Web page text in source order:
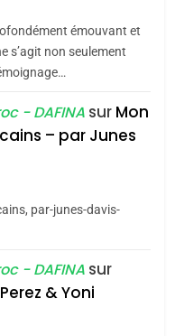
MANQUE –
amandes de
miel de Tadla
– Vanessa
émouvant et
s’agit non seulement
- DAFINA sur Mon
– par Junes
par-junes-davis-
- DAFINA sur
& Yoni